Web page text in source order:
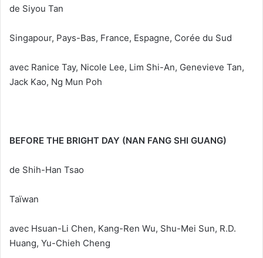
de Siyou Tan
Singapour, Pays-Bas, France, Espagne, Corée du Sud
avec Ranice Tay, Nicole Lee, Lim Shi-An, Genevieve Tan,
Jack Kao, Ng Mun Poh
BEFORE THE BRIGHT DAY (NAN FANG SHI GUANG)
de Shih-Han Tsao
Taïwan
avec Hsuan-Li Chen, Kang-Ren Wu, Shu-Mei Sun, R.D.
Huang, Yu-Chieh Cheng